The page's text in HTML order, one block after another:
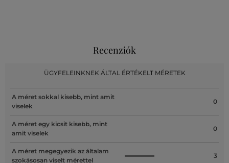
Recenziók
ÜGYFELEINKNEK ÁLTAL ÉRTÉKELT MÉRETEK
A méret sokkal kisebb, mint amit
viselek
0
A méret egy kicsit kisebb, mint
amit viselek
0
A méret megegyezik az általam
szokásosan viselt mérettel
3